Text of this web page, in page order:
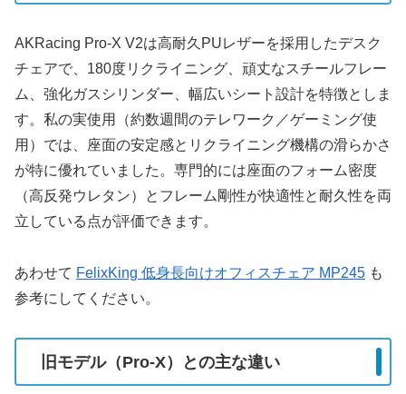
AKRacing Pro‑X V2は高耐久PUレザーを採用したデスク
チェアで、180度リクライニング、頑丈なスチールフレー
ム、強化ガスシリンダー、幅広いシート設計を特徴としま
す。私の実使用（約数週間のテレワーク／ゲーミング使
用）では、座面の安定感とリクライニング機構の滑らかさ
が特に優れていました。専門的には座面のフォーム密度
（高反発ウレタン）とフレーム剛性が快適性と耐久性を両
立している点が評価できます。
あわせて FelixKing 低身長向けオフィスチェア MP245 も
参考にしてください。
旧モデル（Pro‑X）との主な違い